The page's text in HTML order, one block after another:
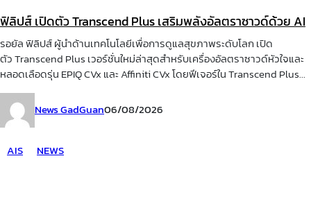
ฟิลิปส์ เปิดตัว Transcend Plus เสริมพลังอัลตราซาวด์ด้วย AI
รอยัล ฟิลิปส์ ผู้นำด้านเทคโนโลยีเพื่อการดูแลสุขภาพระดับโลก เปิด
ตัว Transcend Plus เวอร์ชั่นใหม่ล่าสุดสำหรับเครื่องอัลตราซาวด์หัวใจและ
หลอดเลือดรุ่น EPIQ CVx และ Affiniti CVx โดยฟีเจอร์ใน Transcend Plus...
News GadGuan06/08/2026
AIS NEWS